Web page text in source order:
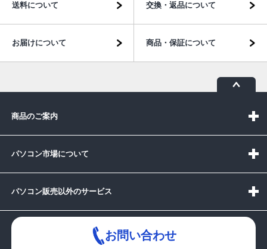
送料について 交換・返品について
お届けについて 商品・保証について
商品のご案内
パソコン市場について
パソコン販売以外のサービス
お問い合わせ